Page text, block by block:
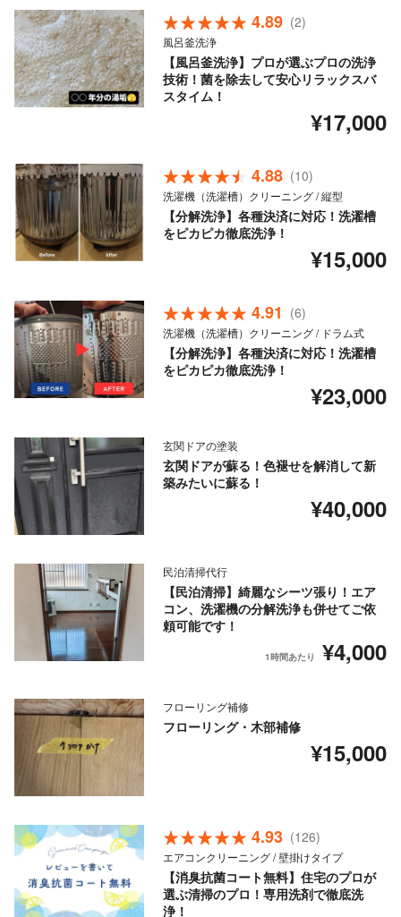
4.89 (2)
風呂釜洗浄
【風呂釜洗浄】プロが選ぶプロの洗浄
技術！菌を除去して安心リラックスバ
スタイム！
¥17,000
4.88 (10)
洗濯機（洗濯槽）クリーニング / 縦型
【分解洗浄】各種決済に対応！洗濯槽
をピカピカ徹底洗浄！
¥15,000
4.91 (6)
洗濯機（洗濯槽）クリーニング / ドラム式
【分解洗浄】各種決済に対応！洗濯槽
をピカピカ徹底洗浄！
¥23,000
玄関ドアの塗装
玄関ドアが蘇る！色褪せを解消して新
築みたいに蘇る！
¥40,000
民泊清掃代行
【民泊清掃】綺麗なシーツ張り！エア
コン、洗濯機の分解洗浄も併せてご依
頼可能です！
1時間あたり ¥4,000
フローリング補修
フローリング・木部補修
¥15,000
4.93 (126)
エアコンクリーニング / 壁掛けタイプ
【消臭抗菌コート無料】住宅のプロが
選ぶ清掃のプロ！専用洗剤で徹底洗
浄！